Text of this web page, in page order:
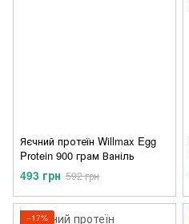
Яєчний протеїн Willmax Egg
Protein 900 грам Ваніль
493 грн 592 грн
−17%